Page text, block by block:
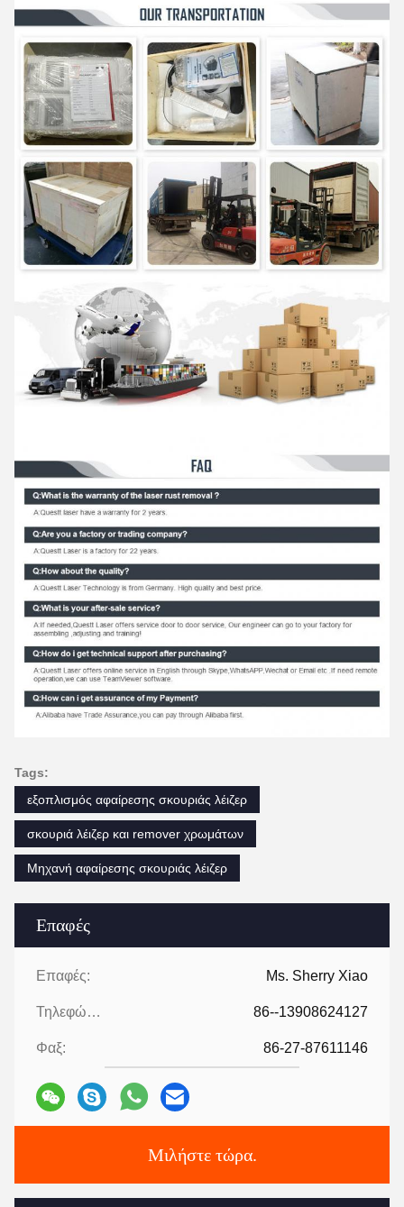
Επαφές
Επαφές: Ms. Sherry Xiao
Τηλεφώνημα: 86--13908624127
Φαξ: 86-27-87611146
Μιλήστε τώρα.
Tags:
εξοπλισμός αφαίρεσης σκουριάς λέιζερ
σκουριά λέιζερ και remover χρωμάτων
Μηχανή αφαίρεσης σκουριάς λέιζερ